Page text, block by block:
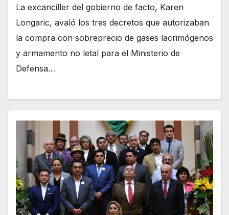
La excanciller del gobierno de facto, Karen
Longaric, avaló los tres decretos que autorizaban
la compra con sobreprecio de gases lacrimógenos
y armamento no letal para el Ministerio de
Defensa…